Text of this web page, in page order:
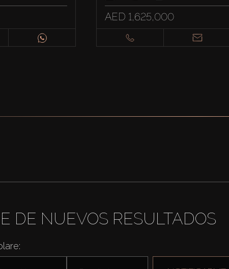
AED 1,625,000
DE NUEVOS RESULTADOS